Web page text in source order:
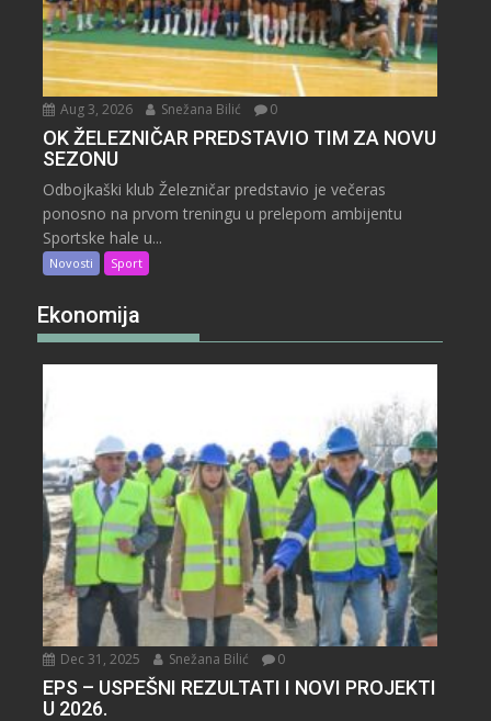
Aug 3, 2026 Snežana Bilić 0
OK ŽELEZNIČAR PREDSTAVIO TIM ZA NOVU
SEZONU
Odbojkaški klub Železničar predstavio je večeras
ponosno na prvom treningu u prelepom ambijentu
Sportske hale u...
Novosti Sport
Ekonomija
Dec 31, 2025 Snežana Bilić 0
EPS – USPEŠNI REZULTATI I NOVI PROJEKTI
U 2026.